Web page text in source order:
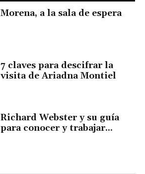
Morena, a la sala de espera
7 claves para descifrar la
visita de Ariadna Montiel
Richard Webster y su guía
para conocer y trabajar...